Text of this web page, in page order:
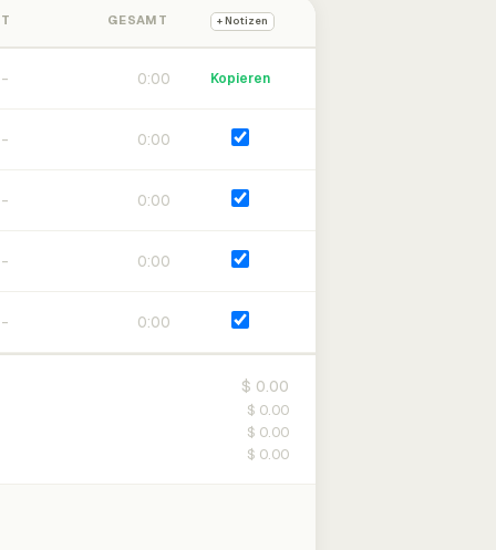
GESAMT + Notizen
0:00 Kopieren
0:00
0:00
0:00
0:00
$ 0.00
$ 0.00
$ 0.00
$ 0.00